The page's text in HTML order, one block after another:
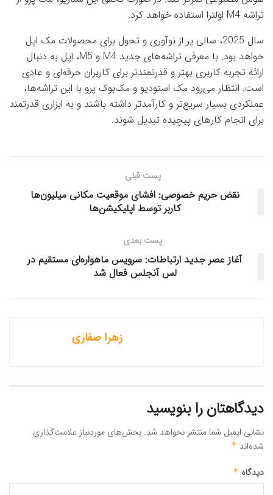
تراشه M4 اولترا استفاده خواهد کرد.
سال 2025، سالی پر از نوآوری و تحول برای محصولات مک اپل
خواهد بود. با معرفی تراشه‌های جدید M4 و M5، اپل به دنبال
ارائه تجربه کاربری بهتر و قدرتمندتر برای کاربران حرفه‌ای و عادی
است. انتظار می‌رود مک استودیو و مک‌بوک پرو با این تراشه‌ها،
عملکردی بسیار سریع‌تر و کارآمدتر داشته باشند و به ابزاری قدرتمند
برای انجام کارهای پیچیده تبدیل شوند.
پست قبلی
نقض حریم خصوصی: افشای موقعیت مکانی میلیون‌ها
کاربر توسط اپلیکیشن‌ها
پست بعدی
آغاز عصر جدید ارتباطات: سرویس ماهواره‌ای مستقیم در
لس آنجلس فعال شد
زهرا صفاری
دیدگاهتان را بنویسید
نشانی ایمیل شما منتشر نخواهد شد. بخش‌های موردنیاز علامت‌گذاری
شده‌اند *
دیدگاه *